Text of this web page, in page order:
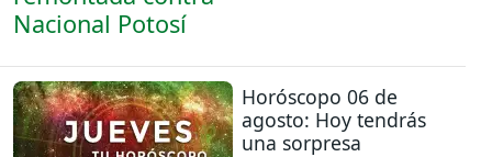
Horóscopo 06 de
agosto: Hoy tendrás
una sorpresa